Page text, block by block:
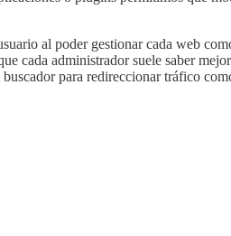
al poder gestionar cada web
cada administrador suele saber
para redireccionar tráfico